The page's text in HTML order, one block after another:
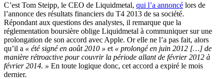
C’est Tom Steipp, le CEO de Liquidmetal, qui l’a annoncé lors de
l’annonce des résultats financiers du T4 2013 de sa société.
Répondant aux questions des analystes, il remarque que la
réglementation boursière oblige Liquidmetal à communiquer sur une
prolongation de son accord avec Apple. Or elle ne l’a pas fait, alors
qu’il a « été signé en août 2010 » et « prolongé en juin 2012 […] de
manière rétroactive pour couvrir la période allant de février 2012 à
février 2014. » En toute logique donc, cet accord a expiré le mois
dernier.